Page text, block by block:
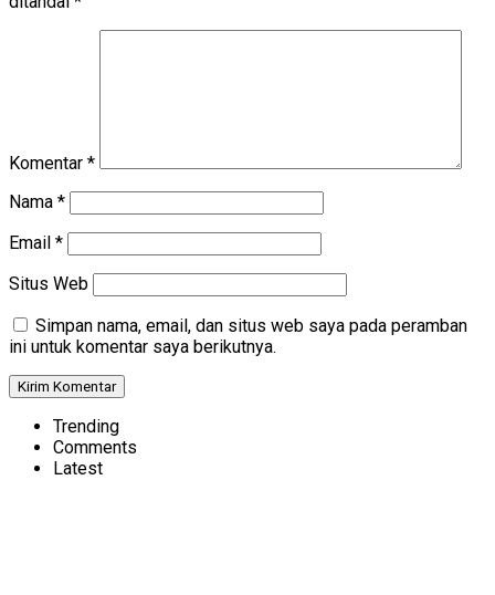
Komentar *
Nama *
Email *
Situs Web
Simpan nama, email, dan situs web saya pada peramban
ini untuk komentar saya berikutnya.
Trending
Comments
Latest